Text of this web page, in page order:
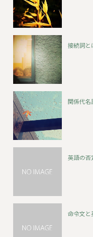
接続詞
関係代
英語の否
命令文と